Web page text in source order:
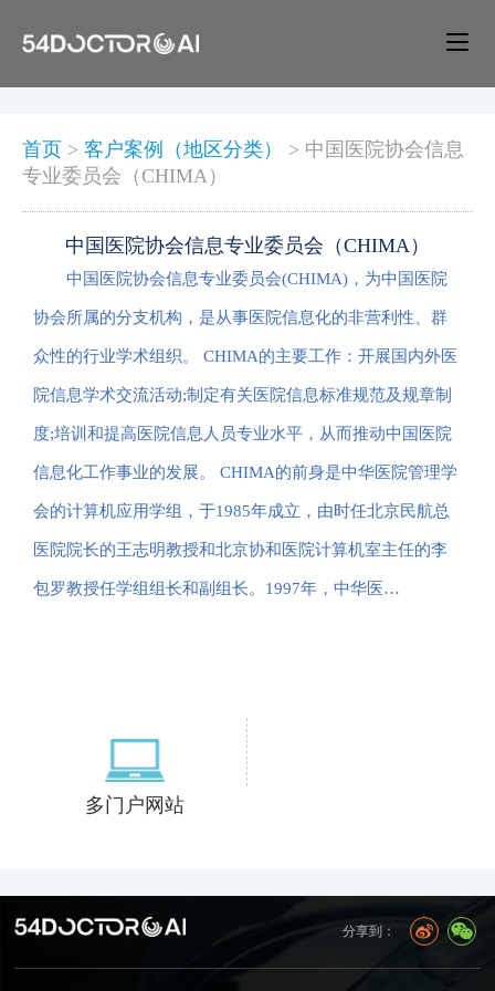
首页 > 客户案例（地区分类） > 中国医院协会信息
专业委员会（CHIMA）
中国医院协会信息专业委员会（CHIMA）
中国医院协会信息专业委员会(CHIMA)，为中国医院
协会所属的分支机构，是从事医院信息化的非营利性、群
众性的行业学术组织。 CHIMA的主要工作：开展国内外医
院信息学术交流活动;制定有关医院信息标准规范及规章制
度;培训和提高医院信息人员专业水平，从而推动中国医院
信息化工作事业的发展。 CHIMA的前身是中华医院管理学
会的计算机应用学组，于1985年成立，由时任北京民航总
医院院长的王志明教授和北京协和医院计算机室主任的李
包罗教授任学组组长和副组长。1997年，中华医…
多门户网站
分享到：